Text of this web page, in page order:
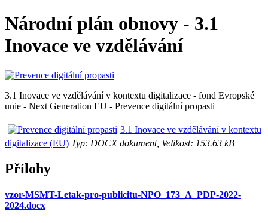
Národní plán obnovy - 3.1
Inovace ve vzdělávání
3.1 Inovace ve vzdělávání v kontextu digitalizace - fond Evropské
unie - Next Generation EU - Prevence digitální propasti
3.1 Inovace ve vzdělávání v kontextu
digitalizace (EU) Typ: DOCX dokument, Velikost: 153.63 kB
Přílohy
vzor-MSMT-Letak-pro-publicitu-NPO_173_A_PDP-2022-
2024.docx